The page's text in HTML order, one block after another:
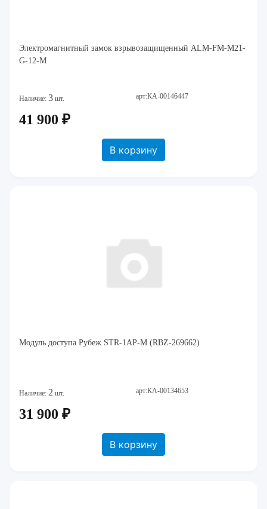
Электромагнитный замок взрывозащищенный ALM-FM-M21-
G-12-M
Наличие: 3 шт. арт:КА-00146447
41 900 ₽
В корзину
Модуль доступа Рубеж STR-1AP-M (RBZ-269662)
Наличие: 2 шт. арт:КА-00134653
31 900 ₽
В корзину